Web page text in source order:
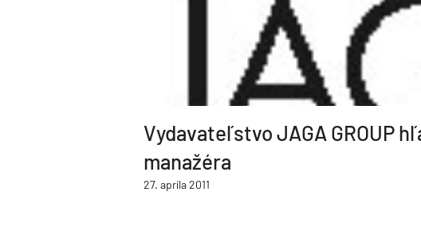
Vydavateľstvo JAGA GROUP
manažéra
27. apríla 2011